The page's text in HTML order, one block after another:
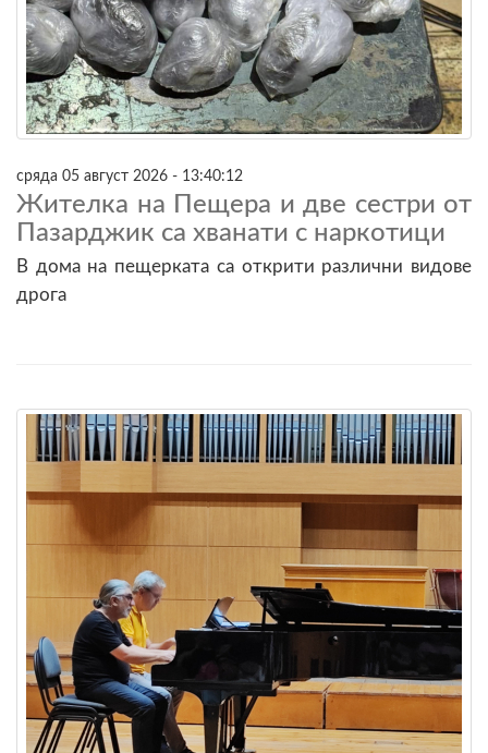
сряда 05 август 2026 - 13:40:12
Жителка на Пещера и две сестри от
Пазарджик са хванати с наркотици
В дома на пещерката са открити различни видове
дрога